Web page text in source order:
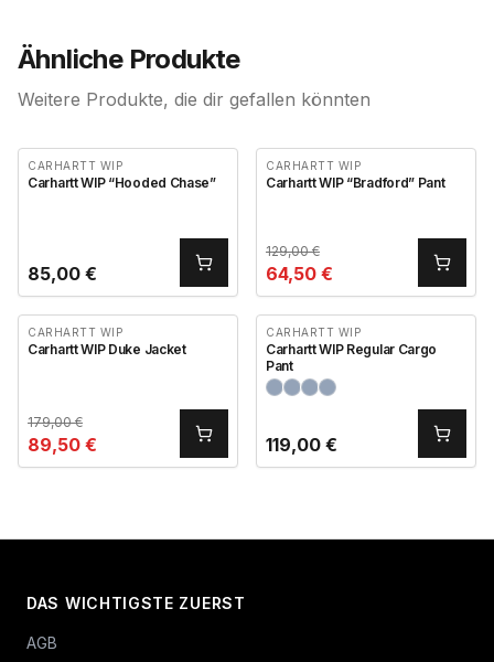
Ähnliche Produkte
Weitere Produkte, die dir gefallen könnten
CARHARTT WIP
Carhartt WIP “Hooded Chase”
85,00 €
CARHARTT WIP
Carhartt WIP “Bradford” Pant
129,00€
64,50 €
CARHARTT WIP
Carhartt WIP Duke Jacket
179,00€
89,50 €
CARHARTT WIP
Carhartt WIP Regular Cargo
Pant
119,00 €
DAS WICHTIGSTE ZUERST
AGB